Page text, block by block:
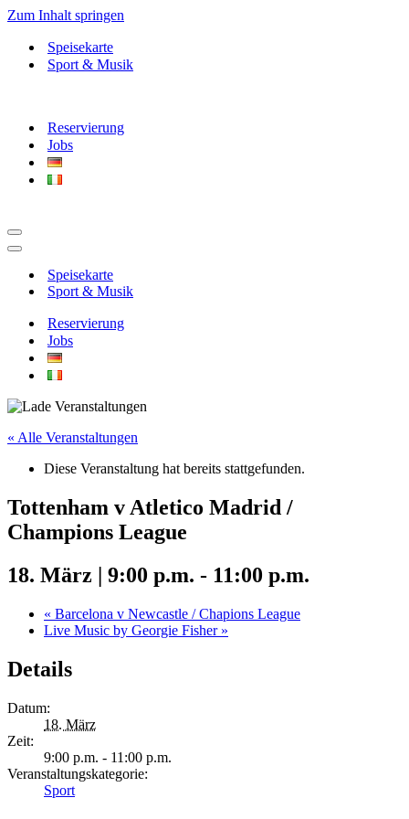
Zum Inhalt springen
Speisekarte
Sport & Musik
Reservierung
Jobs
Navigationsmenü
Navigationsmenü
Speisekarte
Sport & Musik
Reservierung
Jobs
« Alle Veranstaltungen
Diese Veranstaltung hat bereits stattgefunden.
Tottenham v Atletico Madrid /
Champions League
18. März | 9:00 p.m. - 11:00 p.m.
« Barcelona v Newcastle / Chapions League
Live Music by Georgie Fisher »
Details
Datum:
18. März
Zeit:
9:00 p.m. - 11:00 p.m.
Veranstaltungskategorie:
Sport